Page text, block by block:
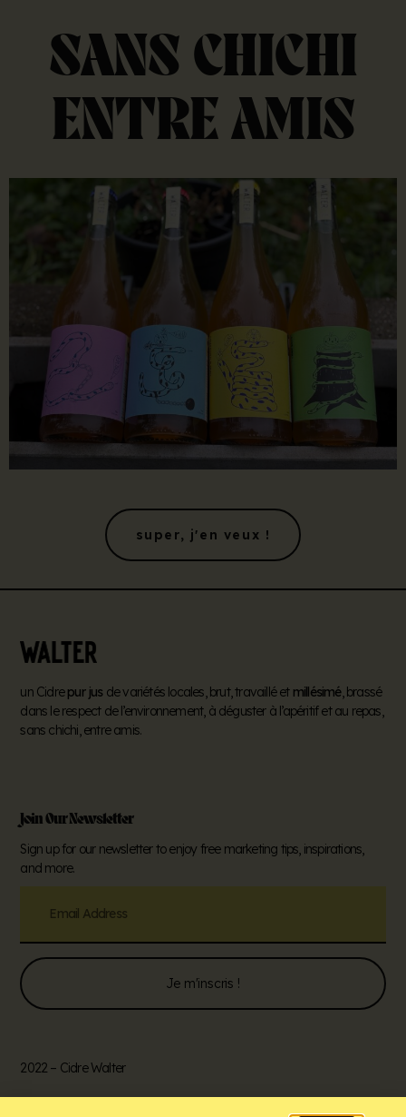
SANS CHICHI
ENTRE AMIS
super, j'en veux !
un Cidrepur jus de variétés locales, brut, travaillé et millésimé, brassé
dans le respect de l’environnement, à déguster à l’apéritif et au repas,
sans chichi, entre amis.
Join Our Newsletter
Sign up for our newsletter to enjoy free marketing tips, inspirations,
and more.
Je m'inscris !
2022 – Cidre Walter